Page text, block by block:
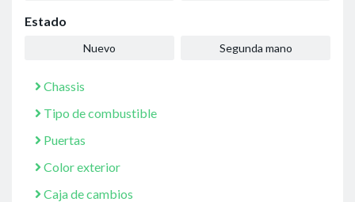
Estado
Nuevo Segunda mano
Chassis
Tipo de combustible
Puertas
Color exterior
Caja de cambios